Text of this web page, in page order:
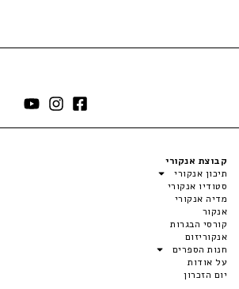
קבוצת אנקורי
תיכון אנקורי
סטודיו אנקורי
מדיה אנקורי
אנקור
קורסי הבגרות
אנקוריזום
חנות הספרים
על אודות
יום הזכרון